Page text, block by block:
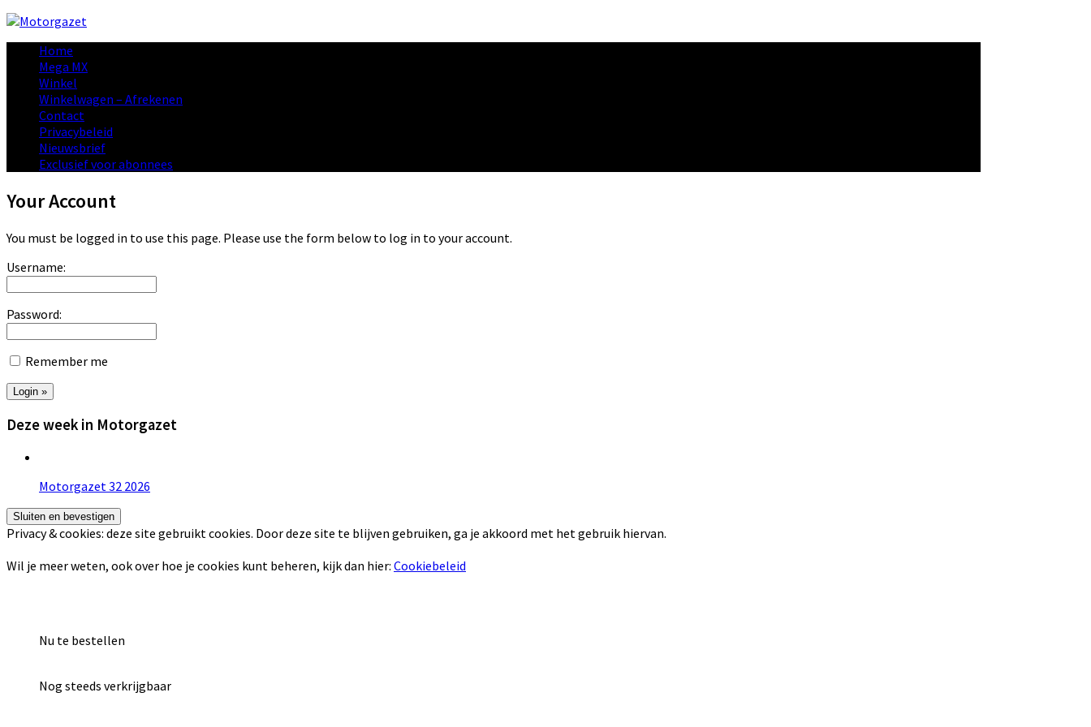
Home
Mega MX
Winkel
Winkelwagen – Afrekenen
Contact
Privacybeleid
Nieuwsbrief
Exclusief voor abonnees
Your Account
You must be logged in to use this page. Please use the form below to log in to your account.
Username:
Password:
Remember me
Deze week in Motorgazet
Motorgazet 32 2026
Privacy & cookies: deze site gebruikt cookies. Door deze site te blijven gebruiken, ga je akkoord met het gebruik hiervan.
Wil je meer weten, ook over hoe je cookies kunt beheren, kijk dan hier: Cookiebeleid
Nu te bestellen
Nog steeds verkrijgbaar